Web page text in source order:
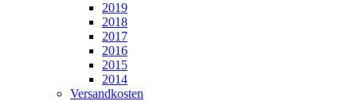
2019
2018
2017
2016
2015
2014
Versandkosten